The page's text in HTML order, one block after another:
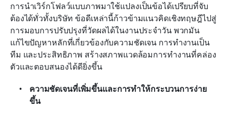
การนำเวิร์กโฟลว์แบบภาพมาใช้แปลงเป็นข้อได้เปรียบที่จับ
ต้องได้ทั่วทั้งบริษัท ข้อดีเหล่านี้ก้าวข้ามแนวคิดเชิงทฤษฎีไปสู่
การมอบการปรับปรุงที่วัดผลได้ในงานประจำวัน พวกมัน
แก้ไขปัญหาหลักที่เกี่ยวข้องกับความชัดเจน การทำงานเป็น
ทีม และประสิทธิภาพ สร้างสภาพแวดล้อมการทำงานที่คล่อง
ตัวและตอบสนองได้ดียิ่งขึ้น
ความชัดเจนที่เพิ่มขึ้นและการทำให้กระบวนการง่าย
ขึ้น